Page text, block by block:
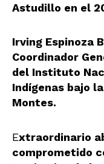
Astudillo en el
Irving Espinoza
Coordinador
del Instituto
Indígenas bajo
Montes.
Extraordinario
comprometido